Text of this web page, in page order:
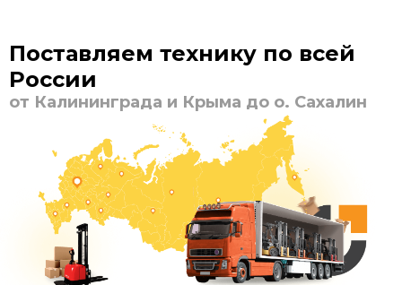
Поставляем технику по всей
России
от Калининграда и Крыма до о. Сахалин